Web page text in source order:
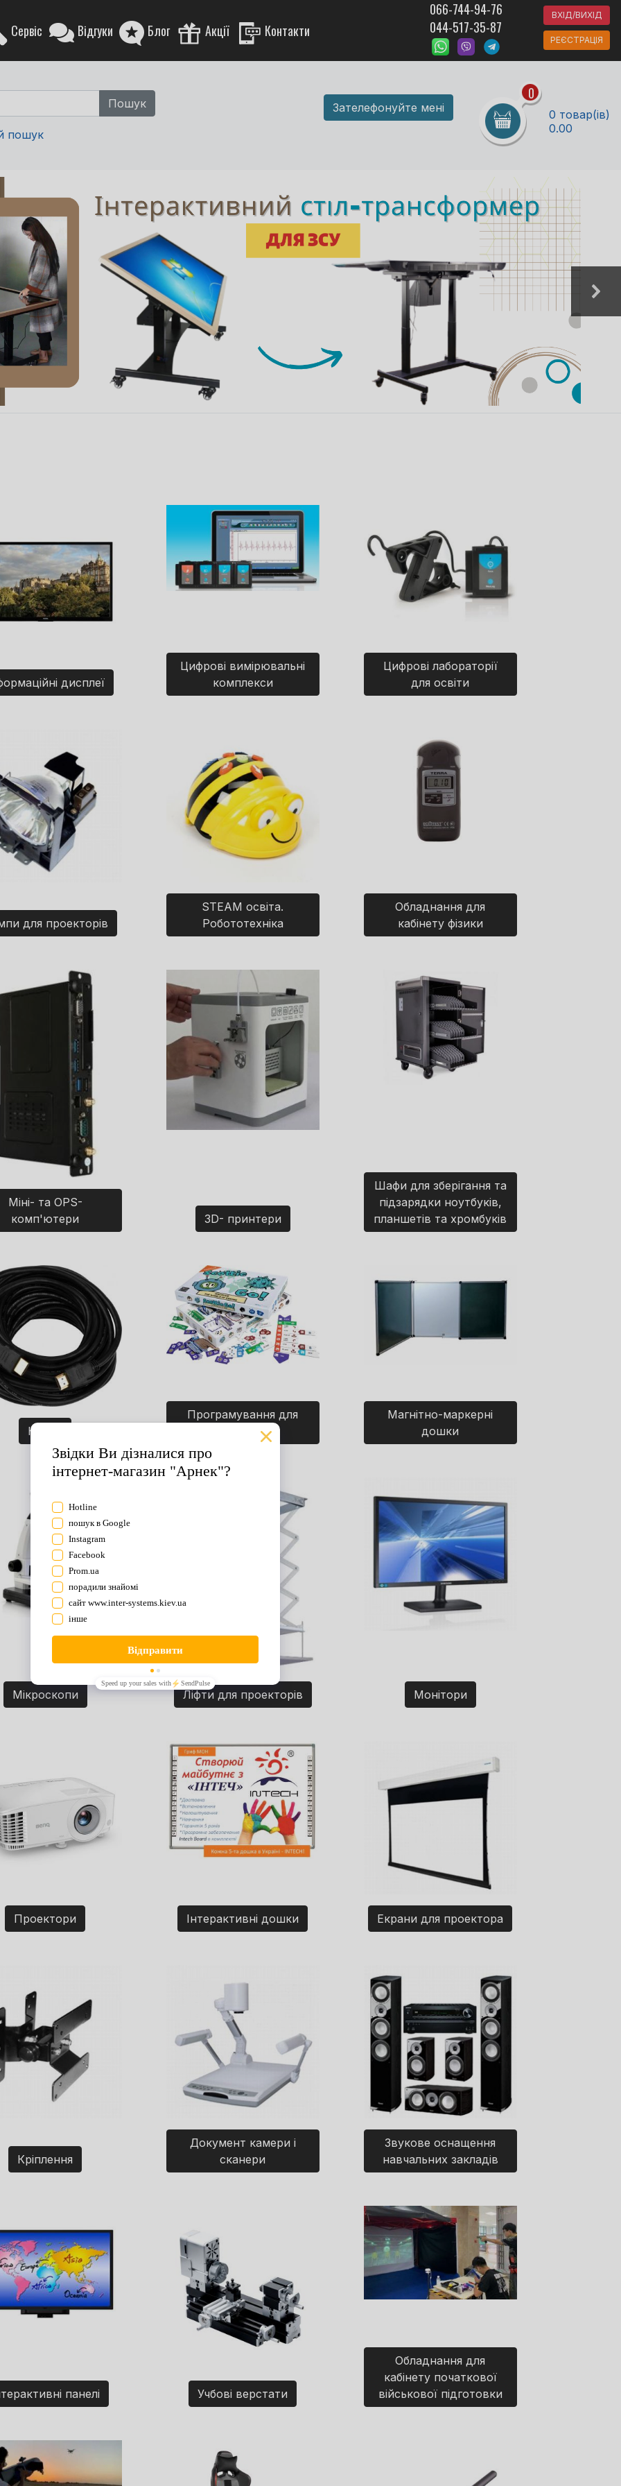
Сервіс Відгуки Блог Акції Контакти
066-744-94-76
044-517-35-87
ВХІД/ВИХІД
РЕЄСТРАЦІЯ
пошук
Зателефонуйте мені
0
0 товар(ів)
0.00
дисплеї
Цифрові вимірювальні
комплекси
Цифрові лабораторії
для освіти
для проекторів
STEAM освіта.
Робототехніка
Обладнання для
кабінету фізики
Міні- та OPS-
комп'ютери
3D- принтери
Шафи для зберігання та
підзарядки ноутбуків,
планшетів та хромбуків
Кабелі
Програмування для
дітей. Ігри.
Магнітно-маркерні
дошки
Мікроскопи Ліфти для проекторів Монітори
Проектори Інтерактивні дошки Екрани для проектора
Кріплення
Документ камери і
сканери
Звукове оснащення
навчальних закладів
панелі Учбові верстати
Обладнання для
кабінету початкової
військової підготовки